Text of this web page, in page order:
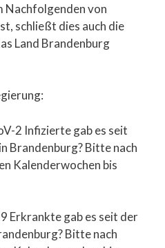
Nachfolgenden von
schließt dies auch die
Land Brandenburg
2 Infizierte gab es seit
Brandenburg? Bitte nach
Kalenderwochen bis
Erkrankte gab es seit der
Bitte nach